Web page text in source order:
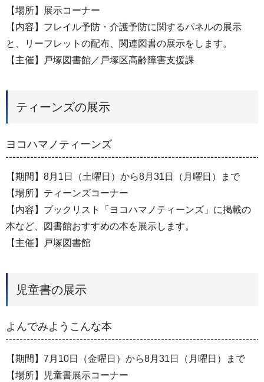
【場所】展示コーナー
【内容】フレイル予防・介護予防に関するパネルの展示
と、リーフレットの配布、関連図書の展示をします。
【主催】戸塚図書館／戸塚区高齢障害支援課
ティーンズの展示
ヨコハマノティーンズ
【期間】8月1日（土曜日）から8月31日（月曜日）まで
【場所】ティーンズコーナー
【内容】ブックリスト「ヨコハマノティーンズ」に掲載の
本など、図書館おすすめの本を展示します。
【主催】戸塚図書館
児童書の展示
よんでみようこんな本
【期間】7月10日（金曜日）から8月31日（月曜日）まで
【場所】児童書展示コーナー